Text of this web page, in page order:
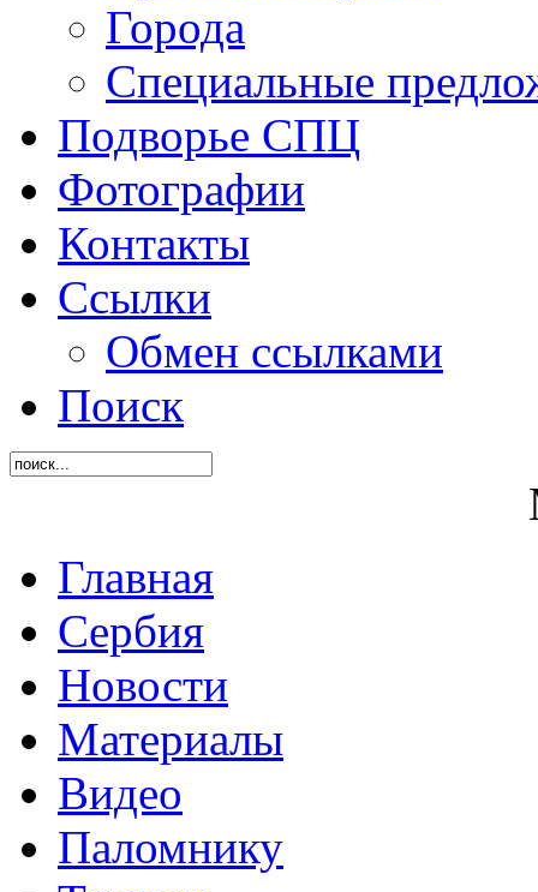
Города
Специальные
Подворье СПЦ
Фотографии
Контакты
Ссылки
Обмен ссылками
Поиск
Главная
Сербия
Новости
Материалы
Видео
Паломнику